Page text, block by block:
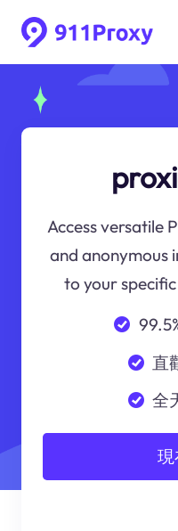
Access versatile
and anonymous
to your
直
全